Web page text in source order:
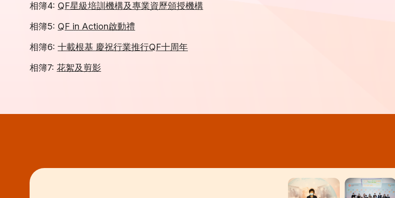
相簿4: QF星級培訓機構及專業資歷頒授機構
相簿5: QF in Action啟動禮
相簿6: 十載根基 慶祝行業推行QF十周年
相簿7: 花絮及剪影